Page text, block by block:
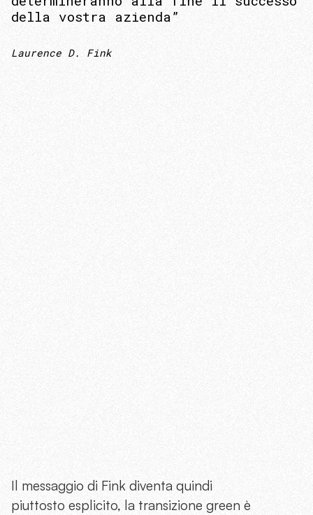
della vostra azienda”
Laurence D. Fink
Il messaggio di Fink diventa quindi
piuttosto esplicito, la transizione green è